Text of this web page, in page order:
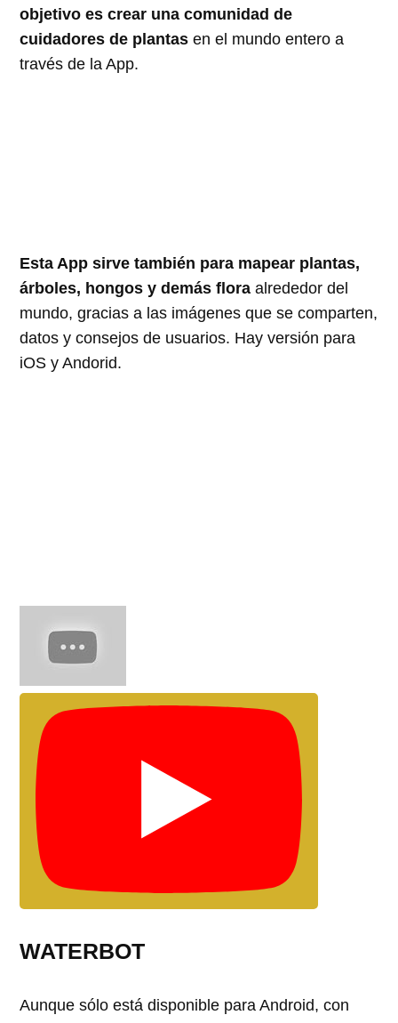
objetivo es crear una comunidad de
cuidadores de plantas en el mundo entero a
través de la App.
Esta App sirve también para mapear plantas,
árboles, hongos y demás flora alrededor del
mundo, gracias a las imágenes que se comparten,
datos y consejos de usuarios. Hay versión para
iOS y Andorid.
WATERBOT
Aunque sólo está disponible para Android, con